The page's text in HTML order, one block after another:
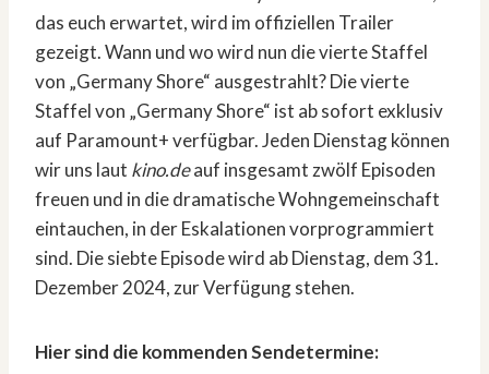
das euch erwartet, wird im offiziellen Trailer
gezeigt. Wann und wo wird nun die vierte Staffel
von „Germany Shore“ ausgestrahlt? Die vierte
Staffel von „Germany Shore“ ist ab sofort exklusiv
auf Paramount+ verfügbar. Jeden Dienstag können
wir uns laut kino.deauf insgesamt zwölf Episoden
freuen und in die dramatische Wohngemeinschaft
eintauchen, in der Eskalationen vorprogrammiert
sind. Die siebte Episode wird ab Dienstag, dem 31.
Dezember 2024, zur Verfügung stehen.
Hier sind die kommenden Sendetermine: